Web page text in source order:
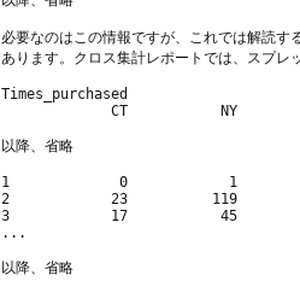
必要なのはこの情報ですが、これでは解読
あります。クロス集計レポートでは、スプレ
Times_purchased
CT           NY
以降、省略
1             0            1
2            23          119
3            17           45
...
以降、省略